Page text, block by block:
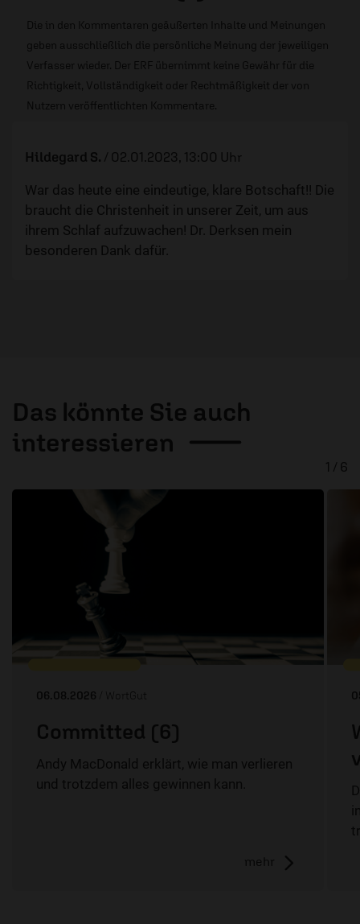
Die in den Kommentaren geäußerten Inhalte und Meinungen
geben ausschließlich die persönliche Meinung der jeweiligen
Verfasser wieder. Der ERF übernimmt keine Gewähr für die
Richtigkeit, Vollständigkeit oder Rechtmäßigkeit der von
Nutzern veröffentlichten Kommentare.
Hildegard S. / 02.01.2023, 13:00 Uhr
War das heute eine eindeutige, klare Botschaft!! Die
braucht die Christenheit in unserer Zeit, um aus
ihrem Schlaf aufzuwachen! Dr. Derksen mein
besonderen Dank dafür.
Das könnte Sie auch
interessieren
06.08.2026 / WortGut
Committed (6)
Andy MacDonald erklärt, wie man verlieren
und trotzdem alles gewinnen kann.
mehr
1 / 6